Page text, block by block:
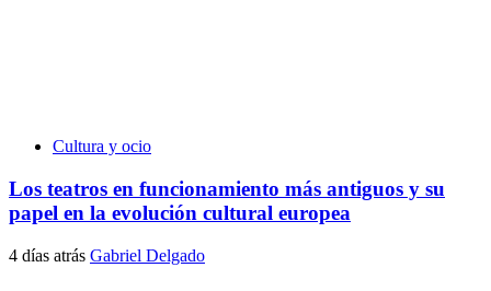
Cultura y ocio
Los teatros en funcionamiento más antiguos y su
papel en la evolución cultural europea
4 días atrás Gabriel Delgado